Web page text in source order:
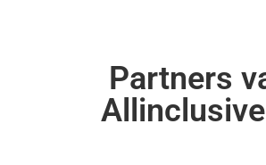
Partners